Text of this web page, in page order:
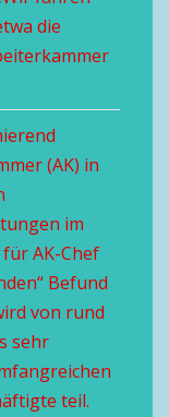
die
(AK) in
im
AK-Chef
Befund
von rund
sehr
teil.